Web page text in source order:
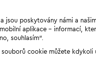
jsou poskytovány námi a
aplikace - informací,
souhlasím“.
souborů cookie můžete kdykoli